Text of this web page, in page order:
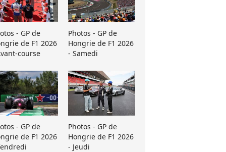
- GP de
de F1 2026
course
Photos - GP de
Hongrie de F1 2026
- Samedi
- GP de
de F1 2026
Photos - GP de
Hongrie de F1 2026
- Jeudi